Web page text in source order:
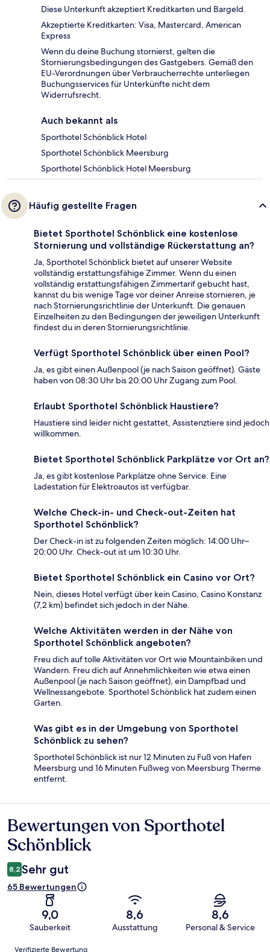
Diese Unterkunft akzeptiert Kreditkarten und Bargeld.
Akzeptierte Kreditkarten: Visa, Mastercard, American
Express
Wenn du deine Buchung stornierst, gelten die
Stornierungsbedingungen des Gastgebers. Gemäß den
EU-Verordnungen über Verbraucherrechte unterliegen
Buchungsservices für Unterkünfte nicht dem
Widerrufsrecht.
Auch bekannt als
Sporthotel Schönblick Hotel
Sporthotel Schönblick Meersburg
Sporthotel Schönblick Hotel Meersburg
Häufig gestellte Fragen
Bietet Sporthotel Schönblick eine kostenlose
Stornierung und vollständige Rückerstattung an?
Ja, Sporthotel Schönblick bietet auf unserer Website
vollständig erstattungsfähige Zimmer. Wenn du einen
vollständig erstattungsfähigen Zimmertarif gebucht hast,
kannst du bis wenige Tage vor deiner Anreise stornieren, je
nach Stornierungsrichtlinie der Unterkunft. Die genauen
Einzelheiten zu den Bedingungen der jeweiligen Unterkunft
findest du in deren Stornierungsrichtlinie.
Verfügt Sporthotel Schönblick über einen Pool?
Ja, es gibt einen Außenpool (je nach Saison geöffnet). Gäste
haben von 08:30 Uhr bis 20:00 Uhr Zugang zum Pool.
Erlaubt Sporthotel Schönblick Haustiere?
Haustiere sind leider nicht gestattet, Assistenztiere sind jedoch
willkommen.
Bietet Sporthotel Schönblick Parkplätze vor Ort an?
Ja, es gibt kostenlose Parkplätze ohne Service. Eine
Ladestation für Elektroautos ist verfügbar.
Welche Check-in- und Check-out-Zeiten hat
Sporthotel Schönblick?
Der Check-in ist zu folgenden Zeiten möglich: 14:00 Uhr–
20:00 Uhr. Check-out ist um 10:30 Uhr.
Bietet Sporthotel Schönblick ein Casino vor Ort?
Nein, dieses Hotel verfügt über kein Casino, Casino Konstanz
(7,2 km) befindet sich jedoch in der Nähe.
Welche Aktivitäten werden in der Nähe von
Sporthotel Schönblick angeboten?
Freu dich auf tolle Aktivitäten vor Ort wie Mountainbiken und
Wandern. Freu dich auf Annehmlichkeiten wie etwa einen
Außenpool (je nach Saison geöffnet), ein Dampfbad und
Wellnessangebote. Sporthotel Schönblick hat zudem einen
Garten.
Was gibt es in der Umgebung von Sporthotel
Schönblick zu sehen?
Sporthotel Schönblick ist nur 12 Minuten zu Fuß von Hafen
Meersburg und 16 Minuten Fußweg von Meersburg Therme
entfernt.
Bewertungen
Bewertungen von Sporthotel
Schönblick
8,2 Sehr gut
65 Bewertungen
9,0
Sauberkeit
8,6
Ausstattung
8,6
Personal & Service
Bewertungen
Verifizierte Bewertung